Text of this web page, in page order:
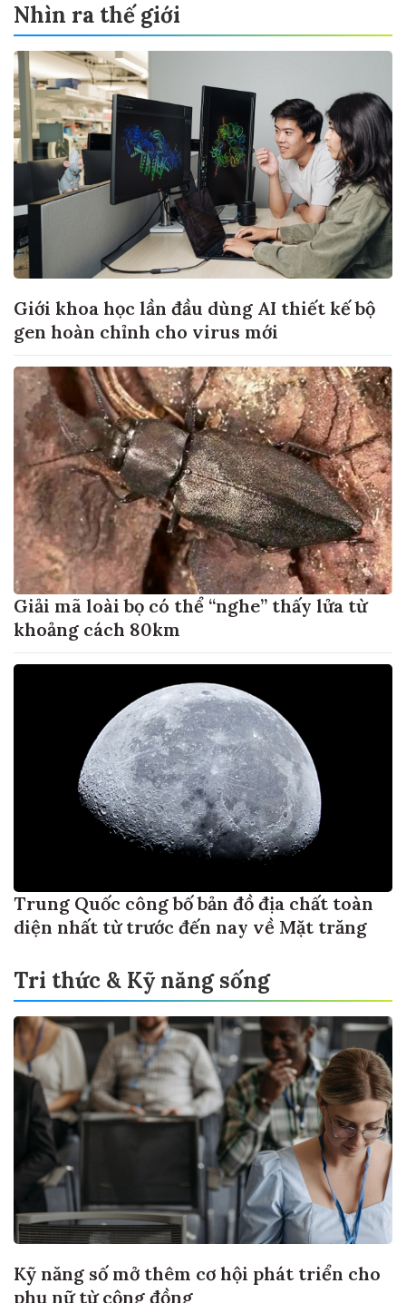
Nhìn ra thế giới
Giới khoa học lần đầu dùng AI thiết kế bộ
gen hoàn chỉnh cho virus mới
Giải mã loài bọ có thể “nghe” thấy lửa từ
khoảng cách 80km
Trung Quốc công bố bản đồ địa chất toàn
diện nhất từ trước đến nay về Mặt trăng
Tri thức & Kỹ năng sống
Kỹ năng số mở thêm cơ hội phát triển cho
phụ nữ từ cộng đồng